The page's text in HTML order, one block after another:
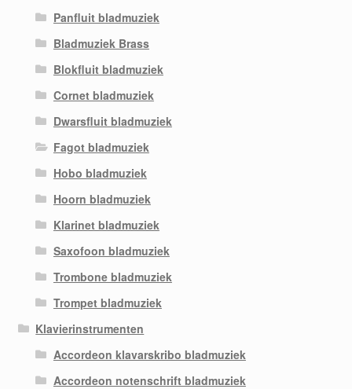
Panfluit bladmuziek
Bladmuziek Brass
Blokfluit bladmuziek
Cornet bladmuziek
Dwarsfluit bladmuziek
Fagot bladmuziek
Hobo bladmuziek
Hoorn bladmuziek
Klarinet bladmuziek
Saxofoon bladmuziek
Trombone bladmuziek
Trompet bladmuziek
Klavierinstrumenten
Accordeon klavarskribo bladmuziek
Accordeon notenschrift bladmuziek